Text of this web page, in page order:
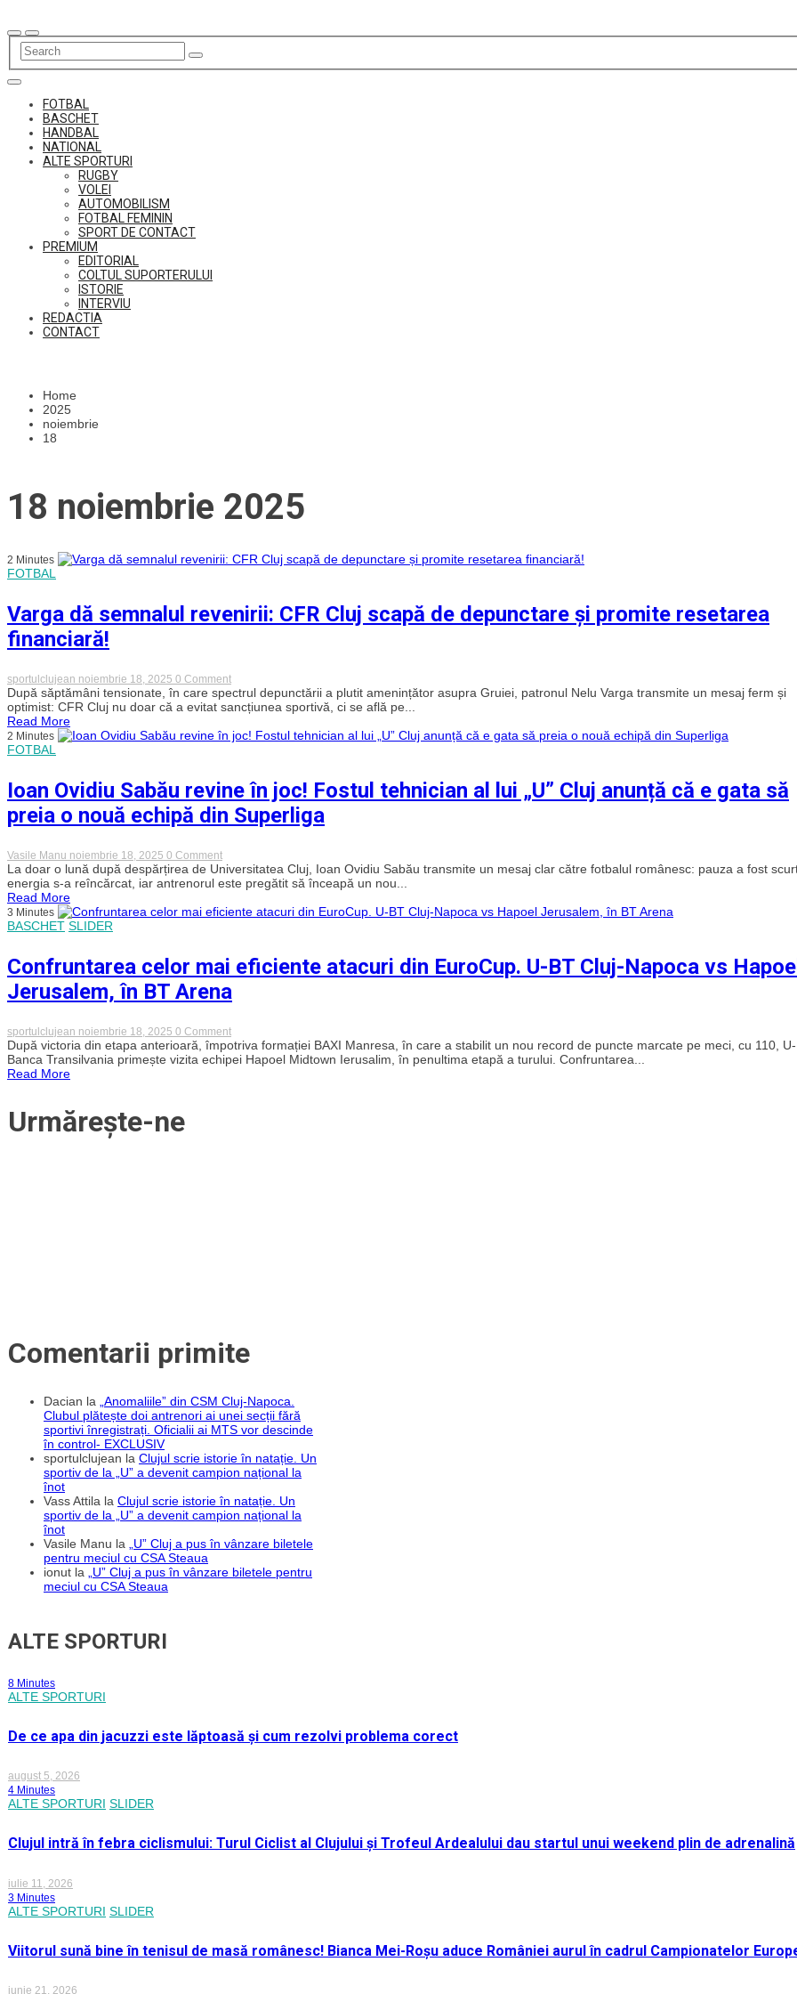
to
content
FOTBAL
BASCHET
HANDBAL
NATIONAL
ALTE SPORTURI
RUGBY
VOLEI
AUTOMOBILISM
FOTBAL FEMININ
SPORT DE CONTACT
PREMIUM
EDITORIAL
COLTUL SUPORTERULUI
ISTORIE
INTERVIU
REDACTIA
CONTACT
Home
2025
noiembrie
18
18 noiembrie 2025
2 Minutes
FOTBAL
Varga dă semnalul revenirii: CFR Cluj scapă de depunctare și promite resetarea
financiară!
sportulclujean noiembrie 18, 2025 0 Commenton
Varga
dă
semnalul
CFR
depunctare
și
promite
resetarea
După săptămâni tensionate, în care spectrul depunctării a plutit amenințător asupra Gruiei, patronul Nelu Varga transmite un mesaj ferm și
optimist: CFR Cluj nu doar că a evitat sancțiunea sportivă, ci se află pe...
Read More
2 Minutes
FOTBAL
Ioan Ovidiu Sabău revine în joc! Fostul tehnician al lui „U” Cluj anunță că e gata să
preia o nouă echipă din Superliga
Vasile Manu noiembrie 18, 2025 0 Commenton
Ioan
Ovidiu
Sabău
în
al
lui
„U”
Cluj
că
e
gata
să
La doar o lună după despărțirea de Universitatea Cluj, Ioan Ovidiu Sabău transmite un mesaj clar către fotbalul românesc: pauza a fost
energia s-a reîncărcat, iar antrenorul este pregătit să înceapă un nou...
Read More
3 Minutes
BASCHET SLIDER
Confruntarea celor mai eficiente atacuri din EuroCup. U-BT Cluj-Napoca vs
Jerusalem, în BT Arena
sportulclujean noiembrie 18, 2025 0 Commenton
Confruntarea
celor
mai
După victoria din etapa anterioară, împotriva formației BAXI Manresa, în care a stabilit un nou record de puncte marcate pe meci, cu 110, U-
Banca Transilvania primește vizita echipei Hapoel Midtown Ierusalim, în penultima etapă a turului. Confruntarea...
Read More
Urmărește-ne
Comentarii primite
Dacian la
„Anomaliile” din CSM Cluj-Napoca.
Clubul plătește doi antrenori ai unei secții fără
sportivi înregistrați. Oficialii ai MTS vor descinde
în control- EXCLUSIV
sportulclujean la Clujul scrie istorie în natație. Un
sportiv de la „U” a devenit campion național la
înot
Vass Attila la Clujul scrie istorie în natație. Un
sportiv de la „U” a devenit campion național la
înot
Vasile Manu la
„U” Cluj a pus în vânzare biletele
pentru meciul cu CSA Steaua
ionut la
„U” Cluj a pus în vânzare biletele pentru
meciul cu CSA Steaua
ALTE SPORTURI
8 Minutes
ALTE SPORTURI
De ce apa din jacuzzi este lăptoasă și cum rezolvi problema corect
august 5, 2026
4 Minutes
ALTE SPORTURI SLIDER
Clujul intră în febra ciclismului: Turul Ciclist al Clujului și Trofeul Ardealului dau startul unui weekend plin de adrenalină
iulie 11, 2026
3 Minutes
ALTE SPORTURI SLIDER
Viitorul sună bine în tenisul de masă românesc! Bianca Mei-Roșu aduce României aurul în cadrul Campionatelor
iunie 21, 2026